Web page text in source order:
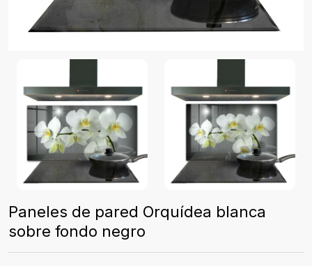
Paneles de pared Orquídea blanca
sobre fondo negro